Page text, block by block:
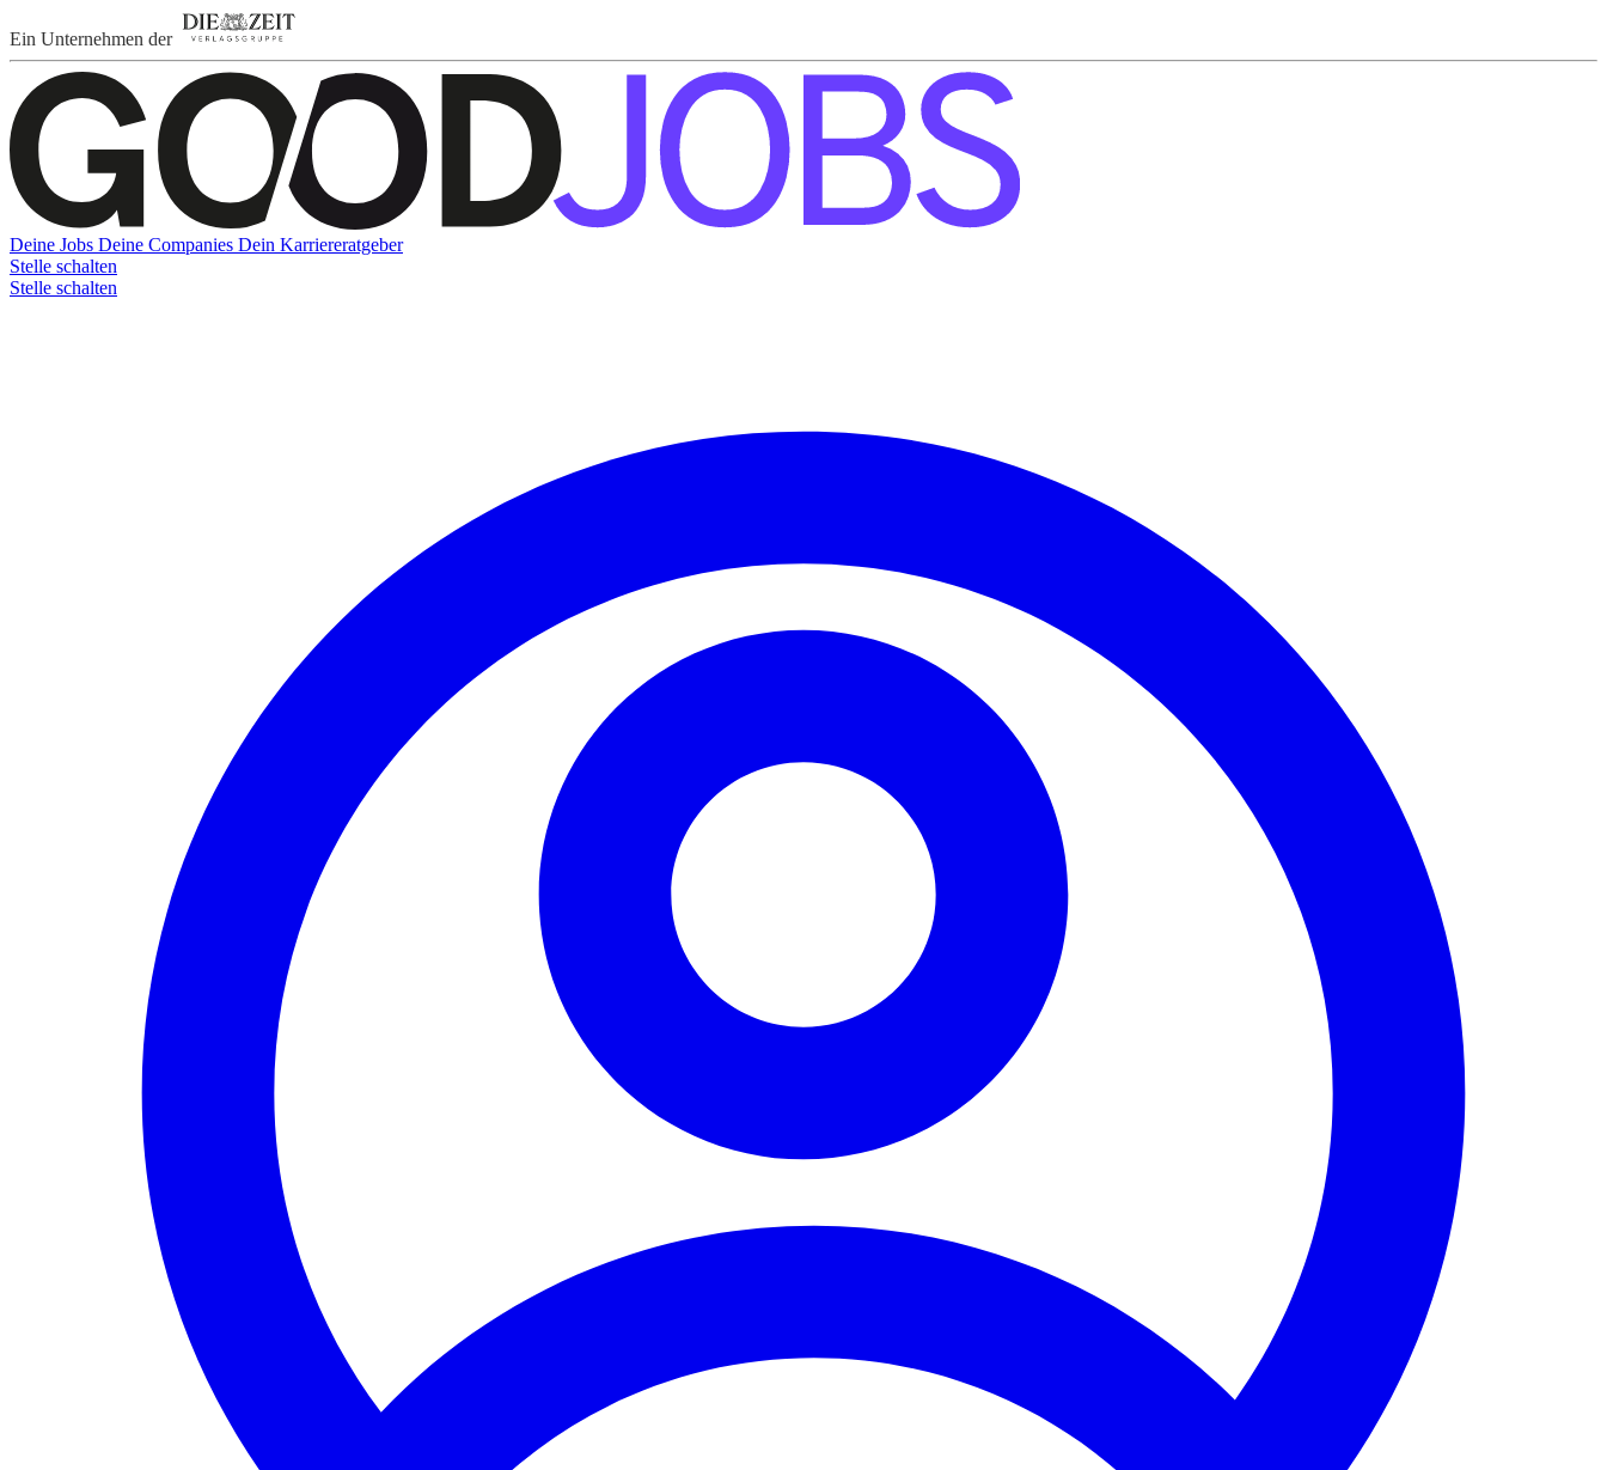
Ein Unternehmen der
Deine Jobs Deine Companies Dein Karriereratgeber
Stelle schalten
Stelle schalten